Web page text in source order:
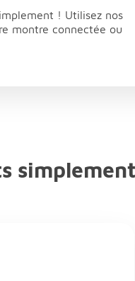
! Utilisez nos
montre connectée ou